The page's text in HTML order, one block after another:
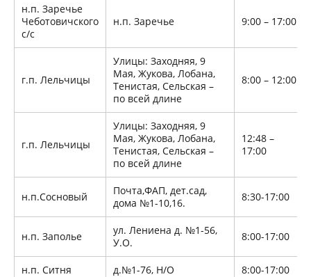
н.п. Заречье
Чеботовичского
с/с
н.п. Заречье 9:00 – 17:00
г.п. Лельчицы
Улицы: Заходняя, 9
Мая, Жукова, Лобана,
Тенистая, Сельская –
по всей длине
8:00 – 12:00
г.п. Лельчицы
Улицы: Заходняя, 9
Мая, Жукова, Лобана,
Тенистая, Сельская –
по всей длине
12:48 –
17:00
н.п.Сосновый
Почта,ФАП, дет.сад,
дома №1-10,16.
8:30-17:00
н.п. Заполье
ул. Лениена д. №1-56,
У.О.
8:00-17:00
н.п. Ситня д.№1-76, Н/О 8:00-17:00